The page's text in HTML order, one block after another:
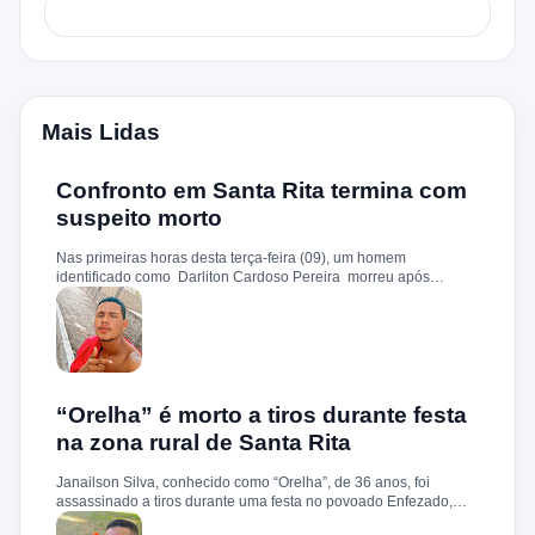
Mais Lidas
Confronto em Santa Rita termina com
suspeito morto
Nas primeiras horas desta terça-feira (09), um homem
identificado como Darliton Cardoso Pereira morreu após
confronto com a Polícia Militar no povoado Timbotiba, zona rural
de Santa Rita. De acordo com a PM, os policiais estavam
cumprindo um mandado de prisão contra Darliton, apontado
como um dos suspeitos pela morte brutal de Leandro Sena ,
ocorrida em 25 de fevereiro de 2024. A vítima teria sido
chocou a cidade. Durante a ação, o suspeito teria reagido à
Darliton foi atingido, chegou a ser socorrido e levado ao hospital
operações e cumprimento de mandados na região.
“Orelha” é morto a tiros durante festa
na zona rural de Santa Rita
Janailson Silva, conhecido como “Orelha”, de 36 anos, foi
assassinado a tiros durante uma festa no povoado Enfezado,
zona rural de Santa Rita, na noite desta quinta-feira (01). De